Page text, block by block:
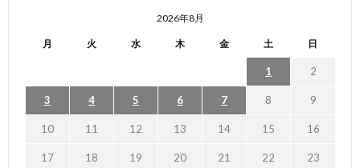
2026年8月
月 火 水 木 金 土 日
1 2
3 4 5 6 7 8 9
10 11 12 13 14 15 16
17 18 19 20 21 22 23